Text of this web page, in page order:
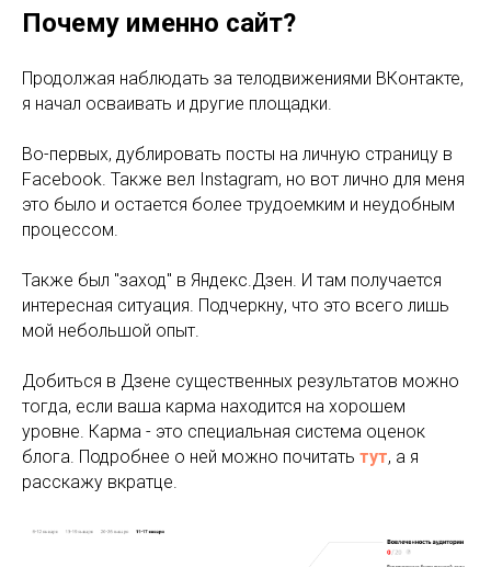
Почему именно сайт?
Продолжая наблюдать за телодвижениями ВКонтакте,
я начал осваивать и другие площадки.
Во-первых, дублировать посты на личную страницу в
Facebook. Также вел Instagram, но вот лично для меня
это было и остается более трудоемким и неудобным
процессом.
Также был "заход" в Яндекс.Дзен. И там получается
интересная ситуация. Подчеркну, что это всего лишь
мой небольшой опыт.
Добиться в Дзене существенных результатов можно
тогда, если ваша карма находится на хорошем
уровне. Карма - это специальная система оценок
блога. Подробнее о ней можно почитать тут, а я
расскажу вкратце.